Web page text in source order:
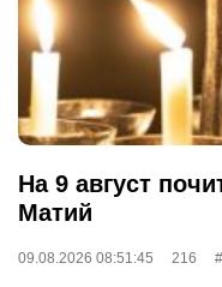
На 9 август
Матий
09.08.2026 08:51:45 216